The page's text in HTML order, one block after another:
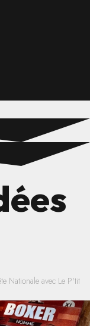
Nationale avec Le P'tit